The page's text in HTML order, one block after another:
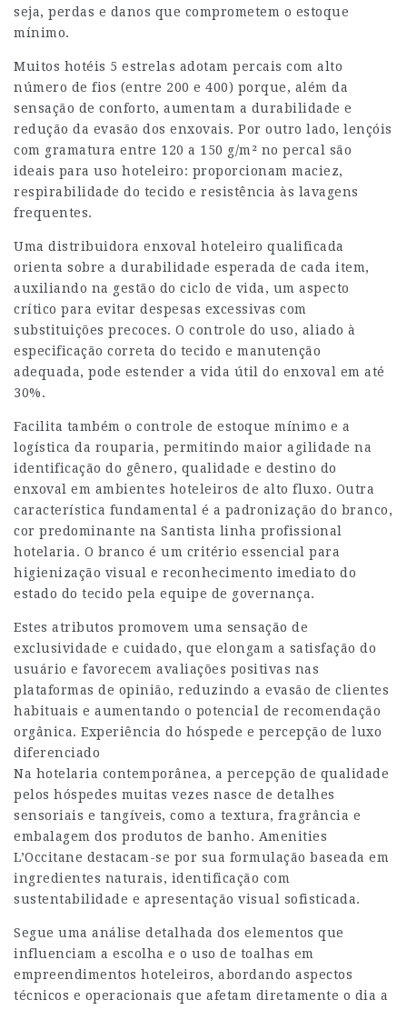
seja, perdas e danos que comprometem o estoque
mínimo.
Muitos hotéis 5 estrelas adotam percais com alto
número de fios (entre 200 e 400) porque, além da
sensação de conforto, aumentam a durabilidade e
redução da evasão dos enxovais. Por outro lado, lençóis
com gramatura entre 120 a 150 g/m² no percal são
ideais para uso hoteleiro: proporcionam maciez,
respirabilidade do tecido e resistência às lavagens
frequentes.
Uma distribuidora enxoval hoteleiro qualificada
orienta sobre a durabilidade esperada de cada item,
auxiliando na gestão do ciclo de vida, um aspecto
crítico para evitar despesas excessivas com
substituições precoces. O controle do uso, aliado à
especificação correta do tecido e manutenção
adequada, pode estender a vida útil do enxoval em até
30%.
Facilita também o controle de estoque mínimo e a
logística da rouparia, permitindo maior agilidade na
identificação do gênero, qualidade e destino do
enxoval em ambientes hoteleiros de alto fluxo. Outra
característica fundamental é a padronização do branco,
cor predominante na Santista linha profissional
hotelaria. O branco é um critério essencial para
higienização visual e reconhecimento imediato do
estado do tecido pela equipe de governança.
Estes atributos promovem uma sensação de
exclusividade e cuidado, que elongam a satisfação do
usuário e favorecem avaliações positivas nas
plataformas de opinião, reduzindo a evasão de clientes
habituais e aumentando o potencial de recomendação
orgânica. Experiência do hóspede e percepção de luxo
diferenciado
Na hotelaria contemporânea, a percepção de qualidade
pelos hóspedes muitas vezes nasce de detalhes
sensoriais e tangíveis, como a textura, fragrância e
embalagem dos produtos de banho. Amenities
L’Occitane destacam-se por sua formulação baseada em
ingredientes naturais, identificação com
sustentabilidade e apresentação visual sofisticada.
Segue uma análise detalhada dos elementos que
influenciam a escolha e o uso de toalhas em
empreendimentos hoteleiros, abordando aspectos
técnicos e operacionais que afetam diretamente o dia a